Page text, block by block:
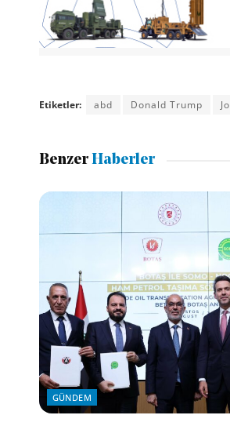
Etiketler: abd Donald Trump
BenzerHaberler
GÜNDEM